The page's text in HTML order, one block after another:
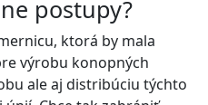
postupy?
ktorá by mala
výrobu konopných
ale aj distribúciu týchto